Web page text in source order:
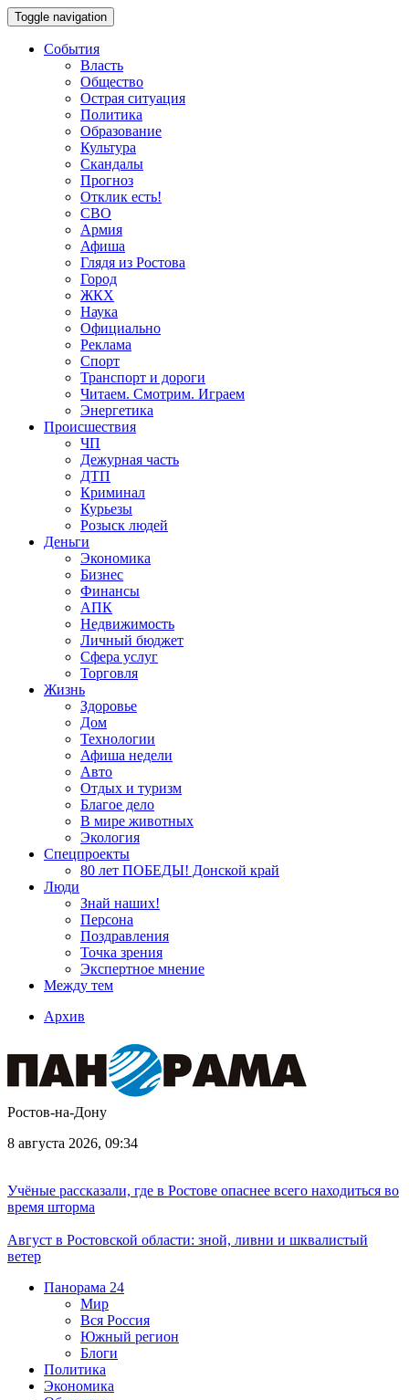
Toggle navigation
События
Власть
Общество
Острая ситуация
Политика
Образование
Культура
Скандалы
Прогноз
Отклик есть!
СВО
Армия
Афиша
Глядя из Ростова
Город
ЖКХ
Наука
Официально
Реклама
Спорт
Транспорт и дороги
Читаем. Смотрим. Играем
Энергетика
Происшествия
ЧП
Дежурная часть
ДТП
Криминал
Курьезы
Розыск людей
Деньги
Экономика
Бизнес
Финансы
АПК
Недвижимость
Личный бюджет
Сфера услуг
Торговля
Жизнь
Здоровье
Дом
Технологии
Афиша недели
Авто
Отдых и туризм
Благое дело
В мире животных
Экология
Спецпроекты
80 лет ПОБЕДЫ! Донской край
Люди
Знай наших!
Персона
Поздравления
Точка зрения
Экспертное мнение
Между тем
Архив
Ростов-на-Дону
8 августа 2026, 09:34
Учёные рассказали, где в Ростове опаснее всего находиться во
время шторма
Август в Ростовской области: зной, ливни и шквалистый
ветер
Панорама 24
Мир
Вся Россия
Южный регион
Блоги
Политика
Экономика